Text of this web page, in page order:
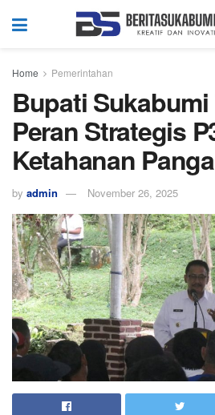
Home Pemerintahan
Bupati
Peran Strategis
Ketahanan
by admin November 26, 2025